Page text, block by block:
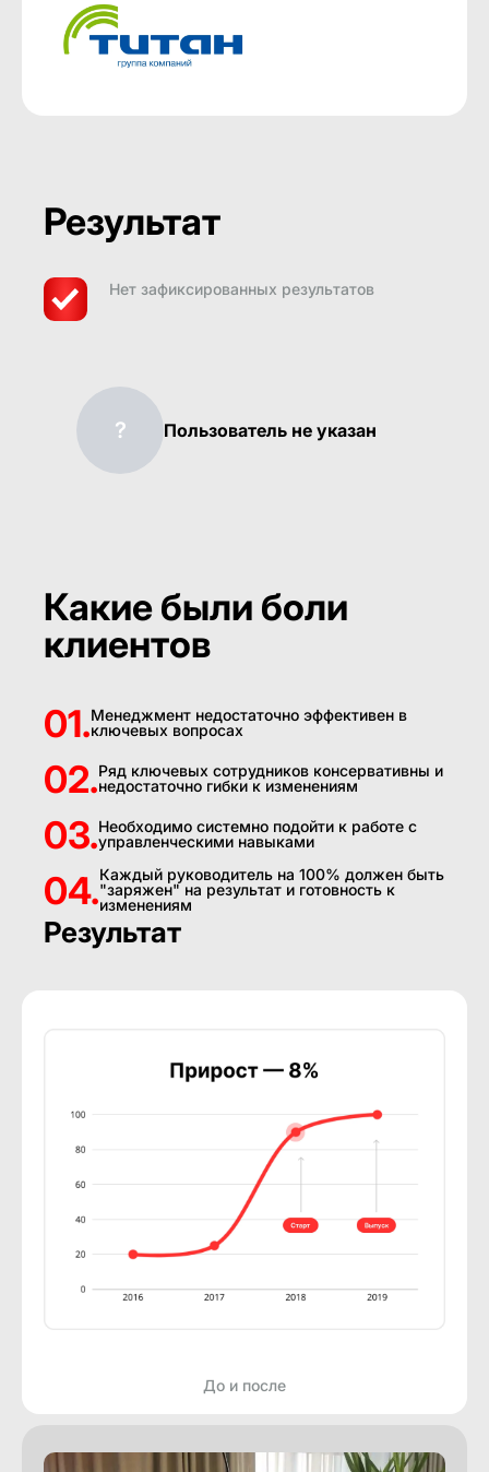
Результат
Нет зафиксированных результатов
? Пользователь не указан
Какие были боли
клиентов
01.Менеджмент недостаточно эффективен в
ключевых вопросах
02.Ряд ключевых сотрудников консервативны и
недостаточно гибки к изменениям
03.Необходимо системно подойти к работе с
управленческими навыками
04.Каждый руководитель на 100% должен быть
"заряжен" на результат и готовность к
изменениям
Результат
До и после